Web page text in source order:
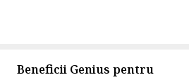
Beneficii Genius pentru